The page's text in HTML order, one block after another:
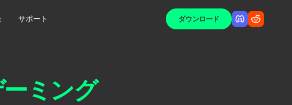
サポート ダウンロード
ミング